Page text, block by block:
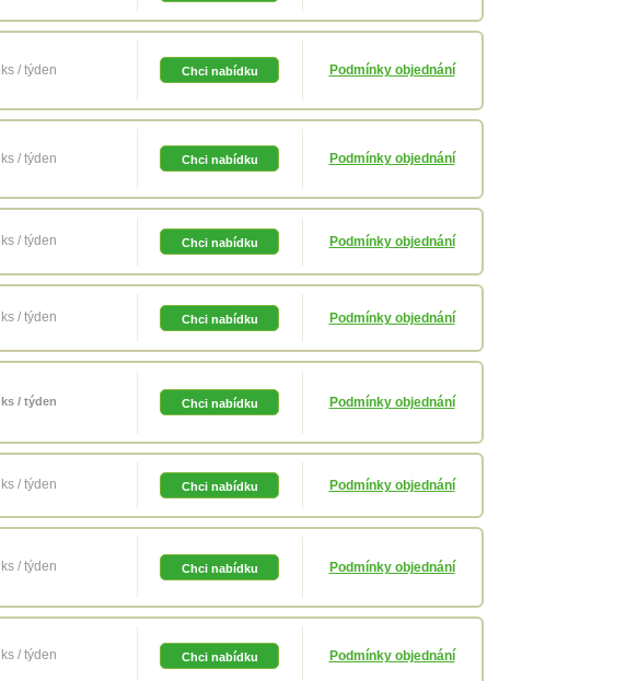
ks / týden Podmínky objednání
ks / týden Podmínky objednání
ks / týden Podmínky objednání
ks / týden Podmínky objednání
ks / týden Podmínky objednání
ks / týden Podmínky objednání
ks / týden Podmínky objednání
ks / týden Podmínky objednání